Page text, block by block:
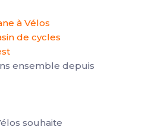
à Vélos
de cycles
ensemble depuis
souhaite